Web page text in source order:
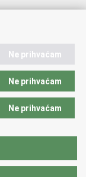
poslova
Ne prihvaćam
Ne prihvaćam
Ne prihvaćam